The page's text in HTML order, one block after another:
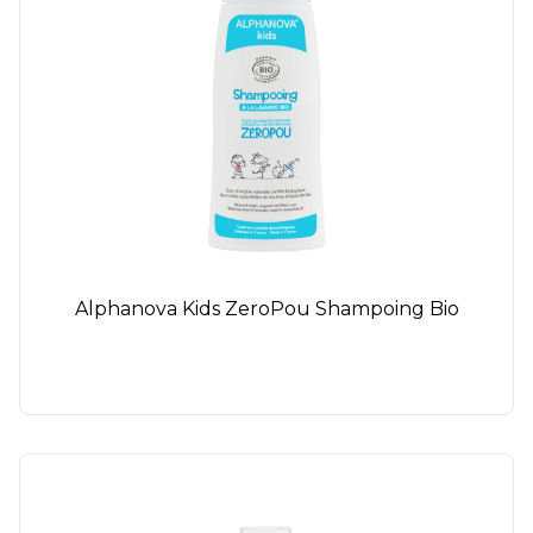
Alphanova Kids ZeroPou Shampoing Bio